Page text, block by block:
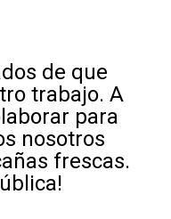
de que
trabajo. A
para
nosotros
frescas.